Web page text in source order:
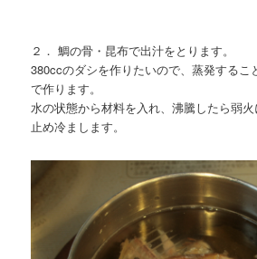
２． 鯛の骨・昆布で出汁をとります。
380ccのダシを作りたいので、蒸発するこ
で作ります。
水の状態から材料を入れ、沸騰したら弱
止め冷まします。